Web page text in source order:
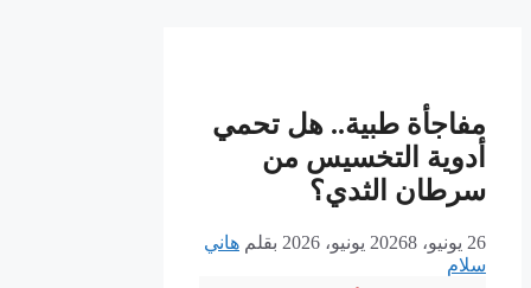
مفاجأة طبية.. هل تحمي
أدوية التخسيس من
سرطان الثدي؟
26 يونيو، 2026 8 يونيو، 2026 بقلم هاني
سلام